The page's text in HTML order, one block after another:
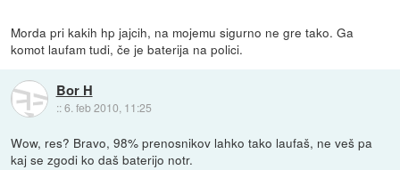
Morda pri kakih hp jajcih, na mojemu sigurno ne gre tako. Ga
komot laufam tudi, če je baterija na polici.
Bor H
::6. feb 2010, 11:25
Wow, res? Bravo, 98% prenosnikov lahko tako laufaš, ne veš pa
kaj se zgodi ko daš baterijo notr.